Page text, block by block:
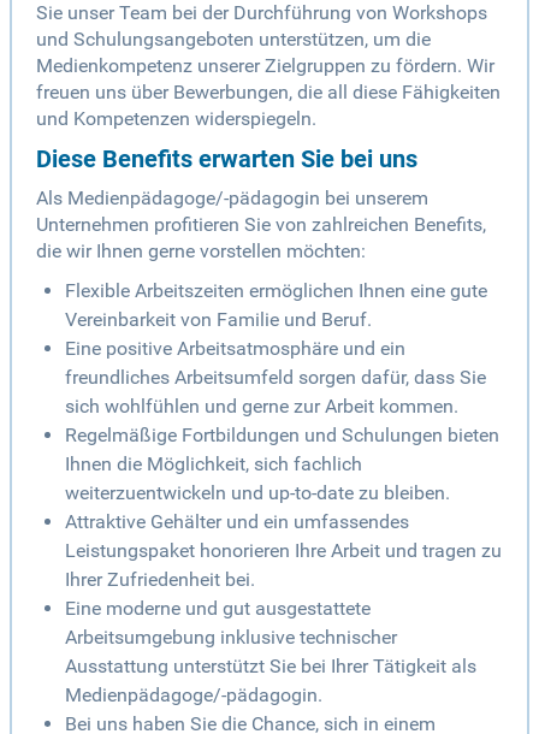
Sie unser Team bei der Durchführung von Workshops
und Schulungsangeboten unterstützen, um die
Medienkompetenz unserer Zielgruppen zu fördern. Wir
freuen uns über Bewerbungen, die all diese Fähigkeiten
und Kompetenzen widerspiegeln.
Diese Benefits erwarten Sie bei uns
Als Medienpädagoge/-pädagogin bei unserem
Unternehmen profitieren Sie von zahlreichen Benefits,
die wir Ihnen gerne vorstellen möchten:
Flexible Arbeitszeiten ermöglichen Ihnen eine gute
Vereinbarkeit von Familie und Beruf.
Eine positive Arbeitsatmosphäre und ein
freundliches Arbeitsumfeld sorgen dafür, dass Sie
sich wohlfühlen und gerne zur Arbeit kommen.
Regelmäßige Fortbildungen und Schulungen bieten
Ihnen die Möglichkeit, sich fachlich
weiterzuentwickeln und up-to-date zu bleiben.
Attraktive Gehälter und ein umfassendes
Leistungspaket honorieren Ihre Arbeit und tragen zu
Ihrer Zufriedenheit bei.
Eine moderne und gut ausgestattete
Arbeitsumgebung inklusive technischer
Ausstattung unterstützt Sie bei Ihrer Tätigkeit als
Medienpädagoge/-pädagogin.
Bei uns haben Sie die Chance, sich in einem